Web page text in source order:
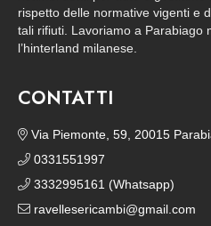
rispetto delle normative vigenti e
tali rifiuti. Lavoriamo a Parabiago
l’hinterland milanese.
CONTATTI
Via Piemonte, 59, 20015
0331551997
3332995161 (Whatsapp)
ravellesericambi@gmail.com